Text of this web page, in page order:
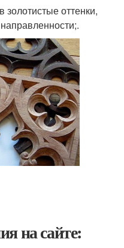
золотистые оттенки,
на сайте: